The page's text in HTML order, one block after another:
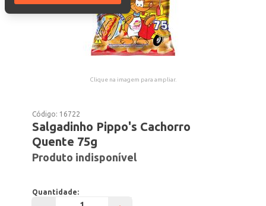
Clique na imagem para ampliar.
Código: 16722
Salgadinho Pippo's Cachorro
Quente 75g
Produto indisponível
Quantidade: